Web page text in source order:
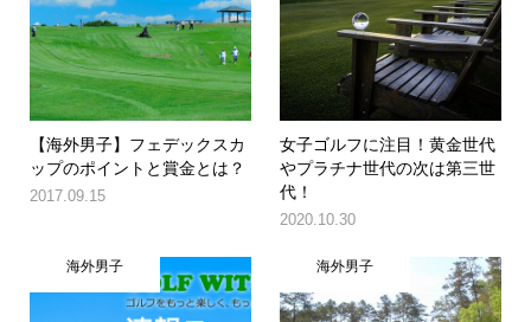
【海外男子】フェデックスカ
ップのポイントと賞金とは？
2017.09.15
女子ゴルフに注目！黄金世代
やプラチナ世代の次は第三世
代！
2020.10.30
海外男子 海外男子